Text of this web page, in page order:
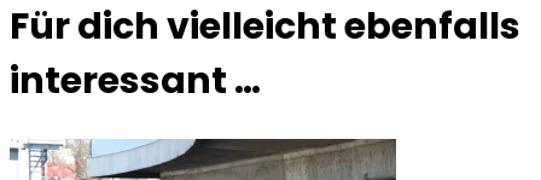
Für dich vielleicht ebenfalls
interessant …